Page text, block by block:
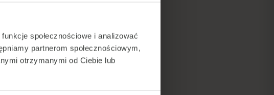
społecznościowe i analizować
partnerom społecznościowym,
otrzymanymi od Ciebie lub
4.8★
w Polsce